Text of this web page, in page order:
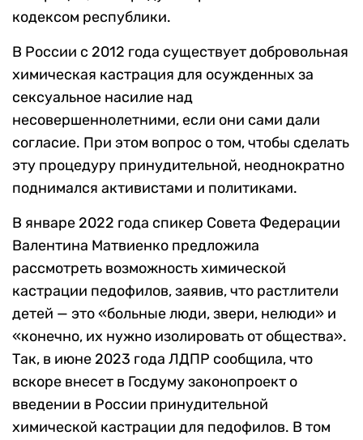
кодексом республики.
В России с 2012 года существует добровольная
химическая кастрация для осужденных за
сексуальное насилие над
несовершеннолетними, если они сами дали
согласие. При этом вопрос о том, чтобы сделать
эту процедуру принудительной, неоднократно
поднимался активистами и политиками.
В январе 2022 года спикер Совета Федерации
Валентина Матвиенко предложила
рассмотреть возможность химической
кастрации педофилов, заявив, что растлители
детей — это «больные люди, звери, нелюди» и
«конечно, их нужно изолировать от общества».
Так, в июне 2023 года ЛДПР сообщила, что
вскоре внесет в Госдуму законопроект о
введении в России принудительной
химической кастрации для педофилов. В том